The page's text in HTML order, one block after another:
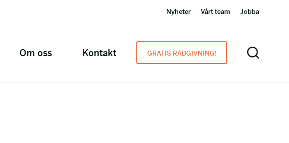
Nyheter Vårt team Jobba
Om oss Kontakt GRATIS RÅDGIVNING!